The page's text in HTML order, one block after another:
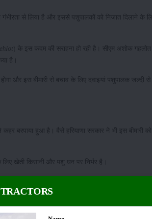
गंभीरता से लिया है और इससे पशुपालकों को निजात दिलाने के
) के इस कदम की सराहना हो रही है। सीएम अशोक गहलोत
है।
और इस बीमारी से बचाव के लिए दवाइयां पशुपालक जल्दी से
कहर बरपाया हुआ है। वैसे हरियाणा सरकार ने भी इस बीमारी
खेती किसानी और पशु धन पर निर्भर है।
कर दी हैं। सरकारी आंकड़ों के मुताबिक अब तक 3000 वैक्सीन
और तेजी देखने को मिलेगी।